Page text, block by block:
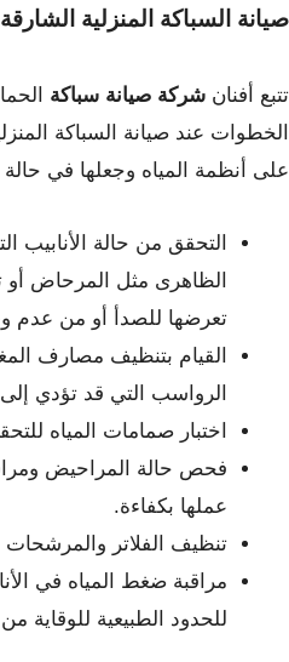
صيانة السباكة المنزلية الشارقة
تتبع أفنان شركة صيانة سباكة
الخطوات عند صيانة السباكة
على أنظمة المياه وجعلها في حالة
التحقق من حالة
الظاهرى مثل المرحاض
تعرضها للصدأ أو من عدم
القيام بتنظيف مصارف
الرواسب التي قد تؤدي
اختبار صمامات المياه
فحص حالة المراحيض
عملها بكفاءة.
تنظيف الفلاتر والمرشحات
مراقبة ضغط المياه في
للحدود الطبيعية للوقاية